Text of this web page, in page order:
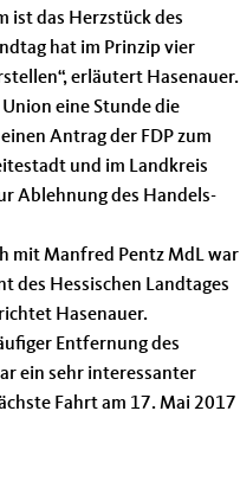
ist das Herzstück des
hat im Prinzip vier
erläutert Hasenauer.
eine Stunde die
Antrag der FDP zum
und im Landkreis
Ablehnung des Handels-
mit Manfred Pentz MdL war
des Hessischen Landtages
Hasenauer.
Entfernung des
ein sehr interessanter
Fahrt am 17. Mai 2017